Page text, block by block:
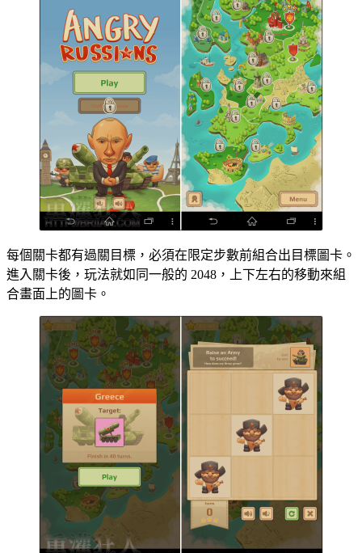
每個關卡都有過關目標，必須在限定步數前組合出目標圖卡。
進入關卡後，玩法就如同一般的 2048，上下左右的移動來組
合畫面上的圖卡。